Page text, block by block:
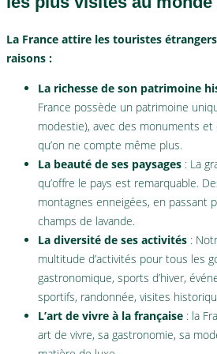
La France attire les touristes
raisons :
La richesse de son patrimoine
France possède un patrimoine
modestie), avec des monuments
qu’on ne compte même plus.
La beauté de ses paysages : La
qu’offre le pays est remarquable.
montagnes enneigées, en passant
champs de lavande.
La diversité de ses activités :
multitude d’activités pour tous les
gastronomique, sports d’hiver,
sportifs, randonnée, visites
L’art de vivre à la française : la
art de vivre, sa gastronomie, sa